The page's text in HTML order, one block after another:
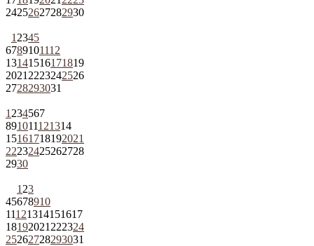
24252627282930
1 2345
6789101112
13141516171819
2021 2223242526
2728293031
1 234567
891011121314
15161718192021
22232425262728
2930
1 23
45678910
11121314151617
18192021 222324
25262728293031